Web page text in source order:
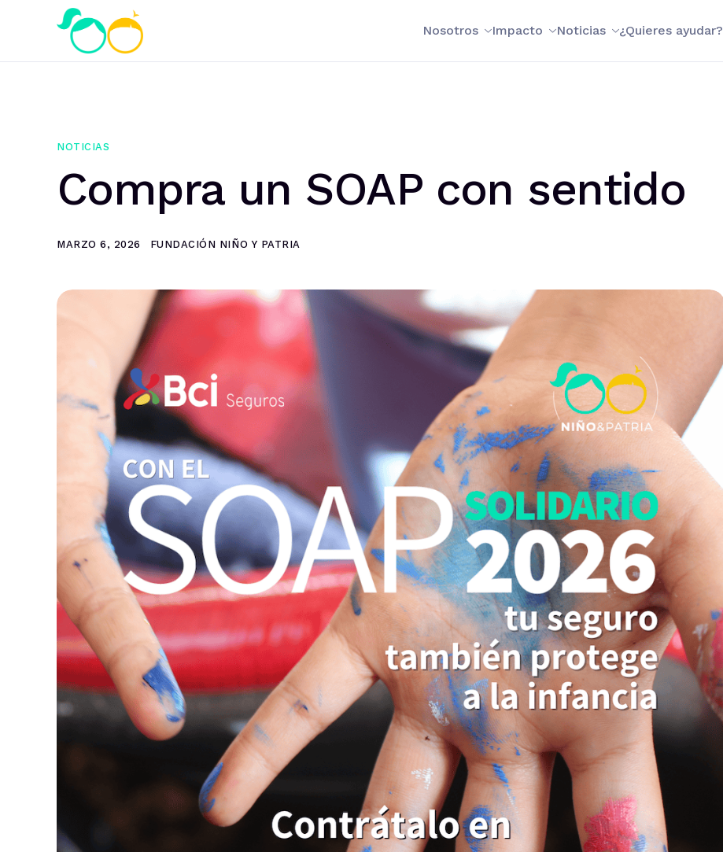
Nosotros Impacto Noticias ¿Quieres ayudar?
NOTICIAS
Compra un SOAP con sentido
MARZO 6, 2026 FUNDACIÓN NIÑO Y PATRIA